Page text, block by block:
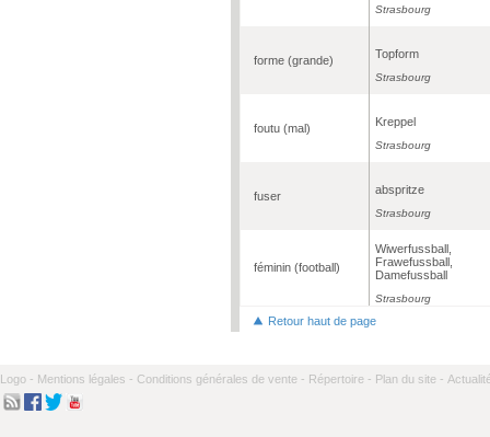
Strasbourg
forme (grande) Topform
Strasbourg
foutu (mal) Kreppel
Strasbourg
fuser abspritze
Strasbourg
féminin (football)
Wiwerfussball,
Frawefussball,
Damefussball
Strasbourg
Retour haut de page
Logo - Mentions légales - Conditions générales de vente - Répertoire - Plan du site -